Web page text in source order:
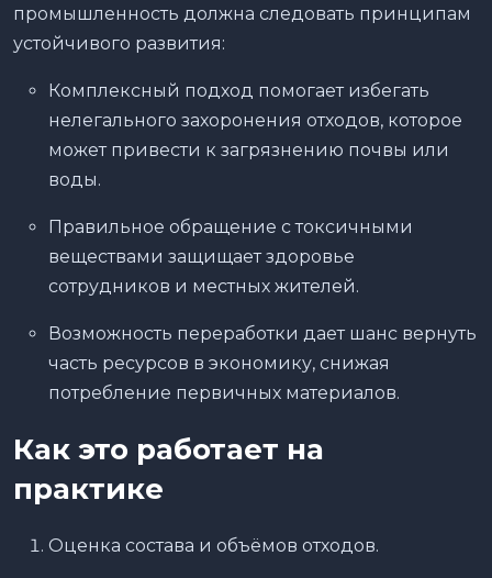
промышленность должна следовать принципам
устойчивого развития:
Комплексный подход помогает избегать
нелегального захоронения отходов, которое
может привести к загрязнению почвы или
воды.
Правильное обращение с токсичными
веществами защищает здоровье
сотрудников и местных жителей.
Возможность переработки дает шанс вернуть
часть ресурсов в экономику, снижая
потребление первичных материалов.
Как это работает на
практике
Оценка состава и объёмов отходов.